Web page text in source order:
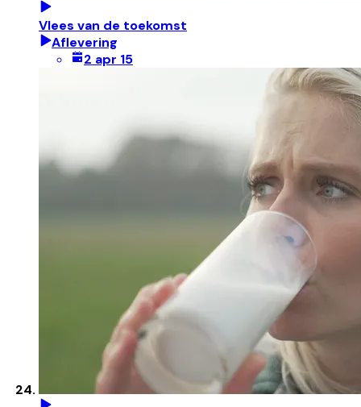
Vlees van de toekomst
Aflevering
2 apr 15